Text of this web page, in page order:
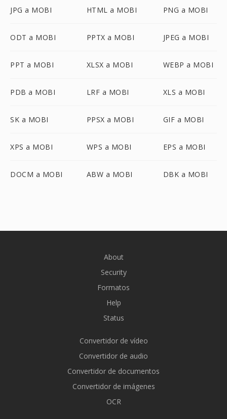
JPG a MOBI HTML a MOBI PNG a MOBI
ODT a MOBI PPTX a MOBI JPEG a MOBI
PPT a MOBI XLSX a MOBI WEBP a MOBI
PDB a MOBI LRF a MOBI XLS a MOBI
SK a MOBI PPSX a MOBI GIF a MOBI
XPS a MOBI WPS a MOBI EPS a MOBI
DOCM a MOBI ABW a MOBI DBK a MOBI
About
Security
Formatos
Help
Status
Convertidor de vídeo
Convertidor de audio
Convertidor de documentos
Convertidor de imágenes
OCR